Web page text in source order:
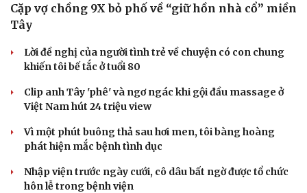
Cặp vợ chồng 9X bỏ phố về “giữ hồn nhà cổ” miền
Tây
Lời đề nghị của người tình trẻ về chuyện có con chung
khiến tôi bế tắc ở tuổi 80
Clip anh Tây 'phê' và ngơ ngác khi gội đầu massage ở
Việt Nam hút 24 triệu view
Vì một phút buông thả sau hơi men, tôi bàng hoàng
phát hiện mắc bệnh tình dục
Nhập viện trước ngày cưới, cô dâu bất ngờ được tổ chức
hôn lễ trong bệnh viện